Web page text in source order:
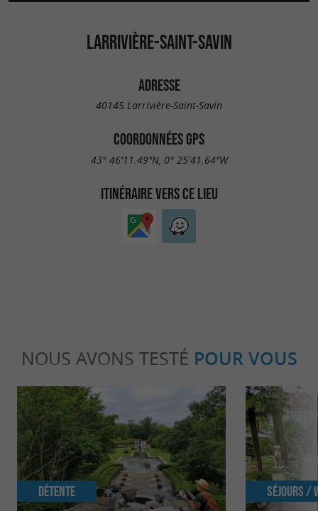
LARRIVIÈRE-SAINT-SAVIN
ADRESSE
40145 Larrivière-Saint-Savin
COORDONNÉES GPS
43° 46'11.49"N, 0° 25'41.64"W
ITINÉRAIRE VERS CE LIEU
NOUS AVONS TESTÉ POUR VOUS
Détente Séjours /